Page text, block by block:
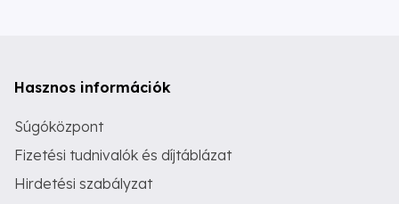
Hasznos információk
Súgóközpont
Fizetési tudnivalók és díjtáblázat
Hirdetési szabályzat